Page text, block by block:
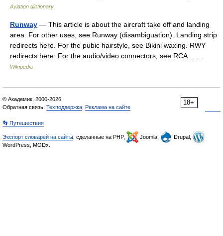
Aviation dictionary
Runway — This article is about the aircraft take off and landing
area. For other uses, see Runway (disambiguation). Landing strip
redirects here. For the pubic hairstyle, see Bikini waxing. RWY
redirects here. For the audio/video connectors, see RCA… …
Wikipedia
18+
© Академик, 2000-2026
Обратная связь: Техподдержка Реклама на сайте
👣 Путешествия
Экспорт словарей на сайты , сделанные на PHP, Joomla,
Drupal,
WordPress, MODx.